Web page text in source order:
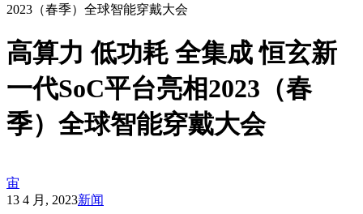
2023（春季）全球智能穿戴大会
高算力 低功耗 全集成 恒玄新
一代SoC平台亮相2023（春
季）全球智能穿戴大会
宙
13 4 月, 2023新闻